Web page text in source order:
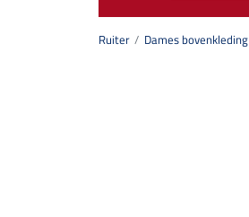
Ruiter Dames bovenkleding